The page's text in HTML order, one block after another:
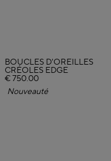
BOUCLES D'OREILLES
CRÉOLES EDGE
€ 750.00
Nouveauté